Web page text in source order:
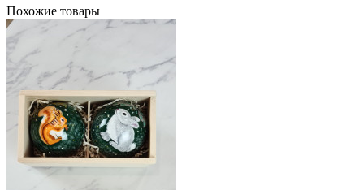
Похожие товары